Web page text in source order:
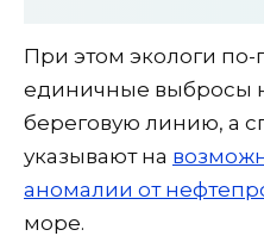
При этом экологи
единичные выбросы
береговую линию, а
указывают на
аномалии от
море.